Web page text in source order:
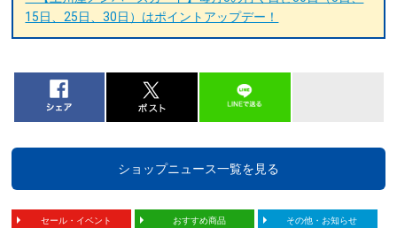
15日、25日、30日）はポイントアップデー！
ショップニュース一覧を見る
セール・イベント おすすめ商品 その他・お知らせ